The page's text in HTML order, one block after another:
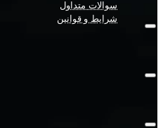
سوالات متداول
شرایط و قوانین